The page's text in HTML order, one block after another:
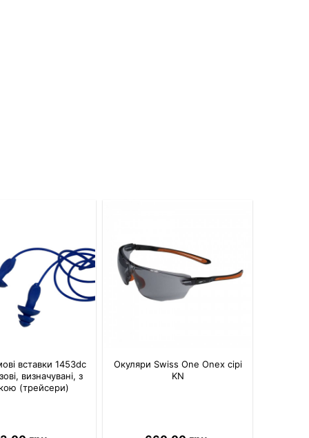
вставки 1453dc
визначувані, з
(трейсери)
Окуляри Swiss One Onex сірі
KN